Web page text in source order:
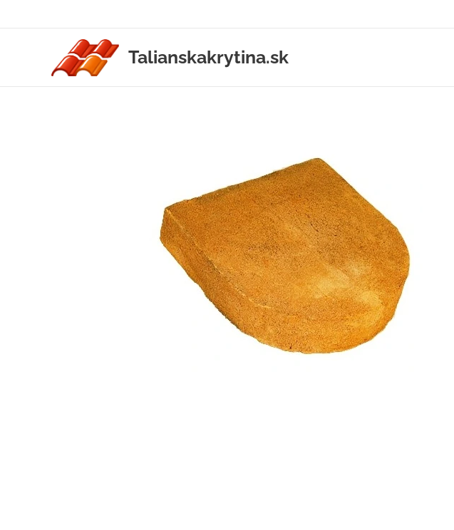
Talianskakrytina.sk